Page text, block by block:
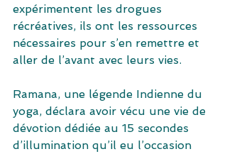
expérimentent les drogues
récréatives, ils ont les ressources
nécessaires pour s’en remettre et
aller de l’avant avec leurs vies.
Ramana, une légende Indienne du
yoga, déclara avoir vécu une vie de
dévotion dédiée au 15 secondes
d’illumination qu’il eu l’occasion